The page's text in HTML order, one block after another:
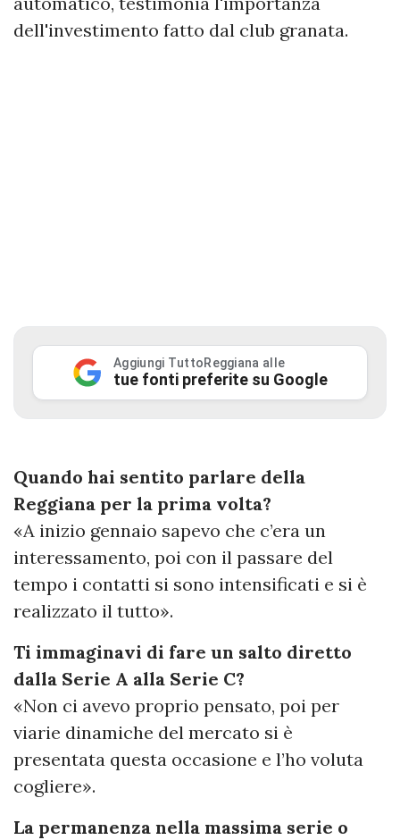
dell'investimento fatto dal club granata.
Aggiungi TuttoReggiana alle
tue fonti preferite su Google
Quando hai sentito parlare della
Reggiana per la prima volta?
«A inizio gennaio sapevo che c’era un
interessamento, poi con il passare del
tempo i contatti si sono intensificati e si è
realizzato il tutto».
Ti immaginavi di fare un salto diretto
dalla Serie A alla Serie C?
«Non ci avevo proprio pensato, poi per
viarie dinamiche del mercato si è
presentata questa occasione e l’ho voluta
cogliere».
La permanenza nella massima serie o